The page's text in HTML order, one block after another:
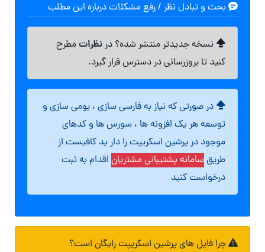
بحث و تبادل نظر / رفع مشکلات درباره این مطلب
نسخه جدیدتر منتشر شده؟ درنظراتمطرح
کنید تا بروزرسانی در دسترس قرار گیرد.
در صورتی که نیاز به فارسی سازی ، بومی سازی و
توسعه هر یک افزونه ها ، سورس ها و کدهای
موجود در پرشین اسکریپت را دار ید کافیست از
طریقسامانه پشتیبانی مشتریان اقدام به ثبت
درخواست کنید
چرا فایل های پرشین اسکریپت رایگان است؟